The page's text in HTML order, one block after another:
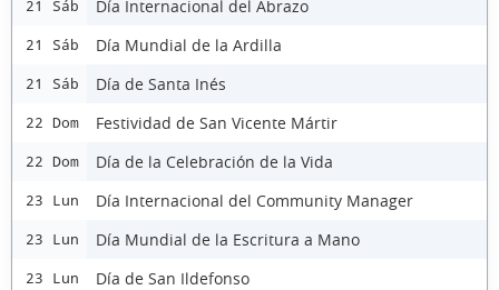
21 Sáb Día Internacional del Abrazo
21 Sáb Día Mundial de la Ardilla
21 Sáb Día de Santa Inés
22 Dom Festividad de San Vicente Mártir
22 Dom Día de la Celebración de la Vida
23 Lun Día Internacional del Community Manager
23 Lun Día Mundial de la Escritura a Mano
23 Lun Día de San Ildefonso